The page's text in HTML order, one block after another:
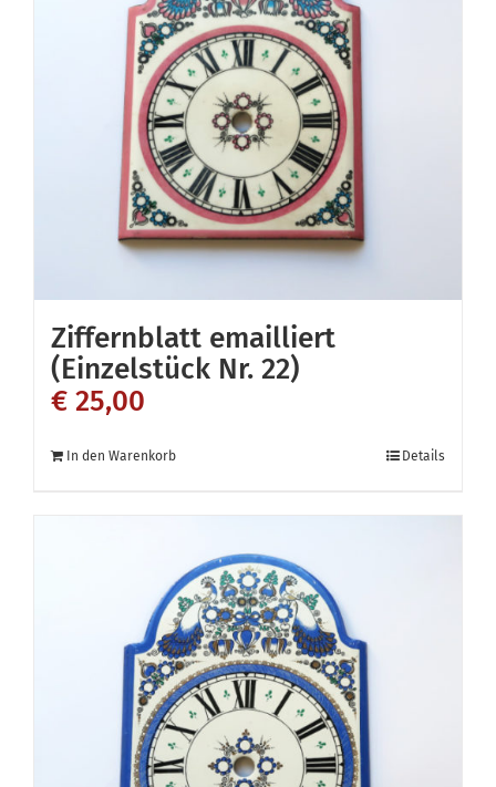
Ziffernblatt emailliert
(Einzelstück Nr. 22)
€ 25,00
In den Warenkorb Details